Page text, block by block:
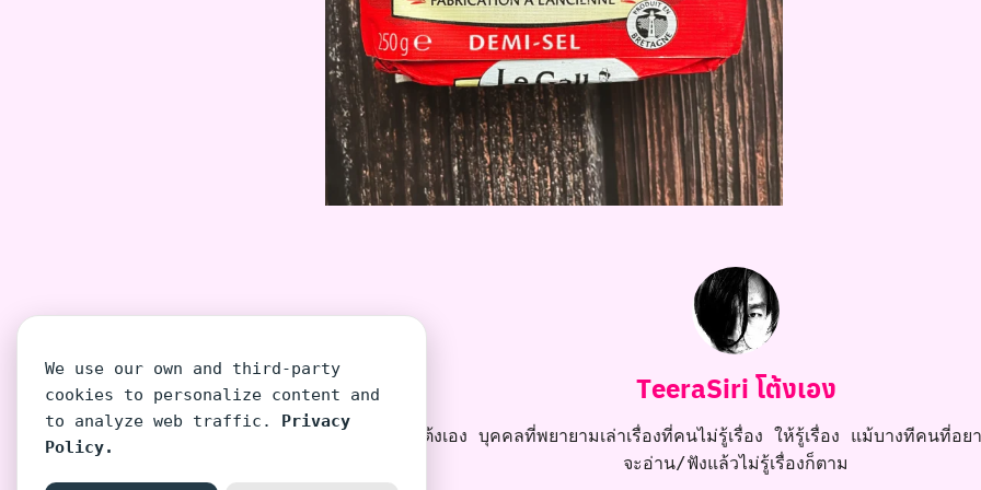
TeeraSiri โต้งเอง
โต้งเอง บุคคลที่พยายามเล่าเรื่องที่คนไม่รู้เรื่อง ให้รู้เรื่อง แม้บางทีคนที่อย
จะอ่าน/ฟังแล้วไม่รู้เรื่องก็ตาม
We use our own and third-party
cookies to personalize content and
to analyze web traffic. Privacy
Policy.